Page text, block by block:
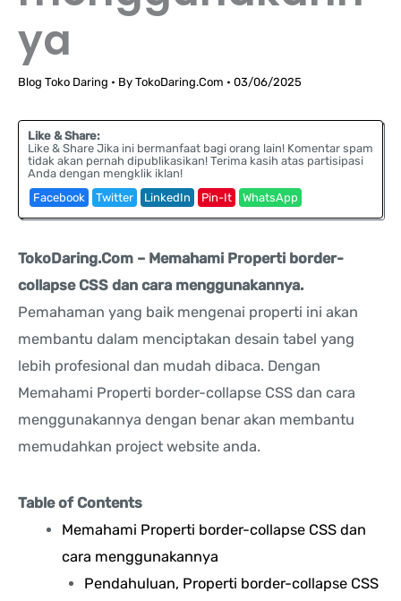
ya
Blog Toko Daring • By TokoDaring.Com • 03/06/2025
Like & Share:
Like & Share Jika ini bermanfaat bagi orang lain! Komentar spam
tidak akan pernah dipublikasikan! Terima kasih atas partisipasi
Anda dengan mengklik iklan!
Facebook
Twitter LinkedIn Pin-It WhatsApp
TokoDaring.Com – Memahami Properti border-
collapse CSS dan cara menggunakannya.
Pemahaman yang baik mengenai properti ini akan
membantu dalam menciptakan desain tabel yang
lebih profesional dan mudah dibaca. Dengan
Memahami Properti border-collapse CSS dan cara
menggunakannya dengan benar akan membantu
memudahkan project website anda.
Table of Contents
Memahami Properti border-collapse CSS dan
cara menggunakannya
Pendahuluan, Properti border-collapse CSS